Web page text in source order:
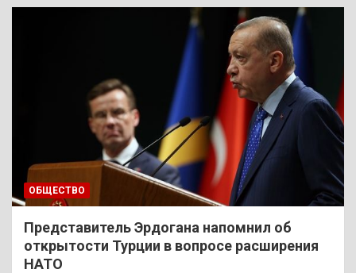
ОБЩЕСТВО
Представитель Эрдогана напомнил об
открытости Турции в вопросе расширения
НАТО